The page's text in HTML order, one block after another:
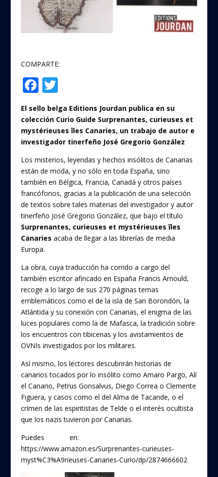
COMPARTE:
F
ac
e
b
o
o
k
T
w
itt
er
El sello belga Editions Jourdan publica en su
colección Curio Guide Surprenantes, curieuses et
mystérieuses îles Canaries, un trabajo de autor e
investigador tinerfeño José Gregorio González
Los misterios, leyendas y hechos insólitos de Canarias
están de moda, y no sólo en toda España, sino
también en Bélgica, Francia, Canadá y otros países
francófonos, gracias a la publicación de una selección
de textos sobre tales materias del investigador y autor
tinerfeño José Gregorio González, que bajo el título
Surprenantes, curieuses et mystérieuses îles
Canaries acaba de llegar a las librerías de media
Europa.
La obra, cuya traducción ha corrido a cargo del
también escritor afincado en España Francis Arnould,
recoge a lo largo de sus 270 páginas temas
emblemáticos como el de la isla de San Borondón, la
Atlántida y su conexión con Canarias, el enigma de las
luces populares como la de Mafasca, la tradición sobre
los encuentros con tibicenas y los avistamientos de
OVNIs investigados por los militares.
Así mismo, los lectores descubrirán historias de
canarios tocados por lo insólito como Amaro Pargo, Alí
el Canario, Petrus Gonsalvus, Diego Correa o Clemente
Figuera, y casos como el del Alma de Tacande, o el
crimen de las espiritistas de Telde o el interés ocultista
que los nazis tuvieron por Canarias.
Puedes
en:
https://www.amazon.es/Surprenantes-curieuses-
myst%C3%A9rieuses-Canaries-Curio/dp/2874666602